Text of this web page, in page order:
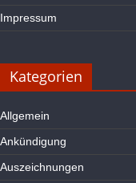
Impressum
Kategorien
Allgemein
Ankündigung
Auszeichnungen